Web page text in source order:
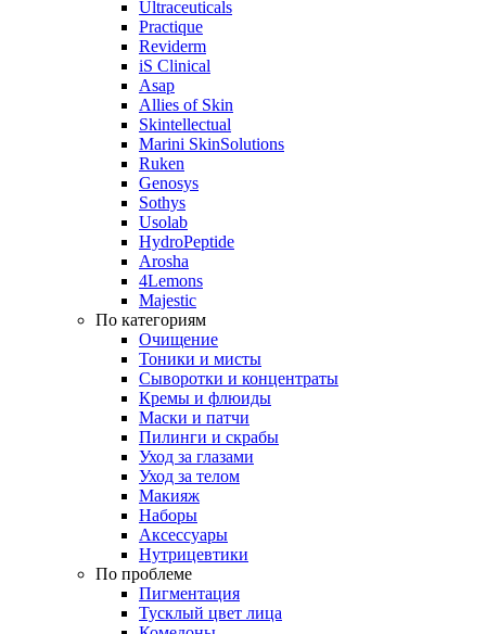
Ultraceuticals
Practique
Reviderm
iS Clinical
Asap
Allies of Skin
Skintellectual
Marini SkinSolutions
Ruken
Genosys
Sothys
Usolab
HydroPeptide
Arosha
4Lemons
Majestic
По категориям
Очищение
Тоники и мисты
Сыворотки и концентраты
Кремы и флюиды
Маски и патчи
Пилинги и скрабы
Уход за глазами
Уход за телом
Макияж
Наборы
Аксессуары
Нутрицевтики
По проблеме
Пигментация
Тусклый цвет лица